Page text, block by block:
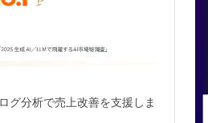
グ分析で売上改善を支援しま